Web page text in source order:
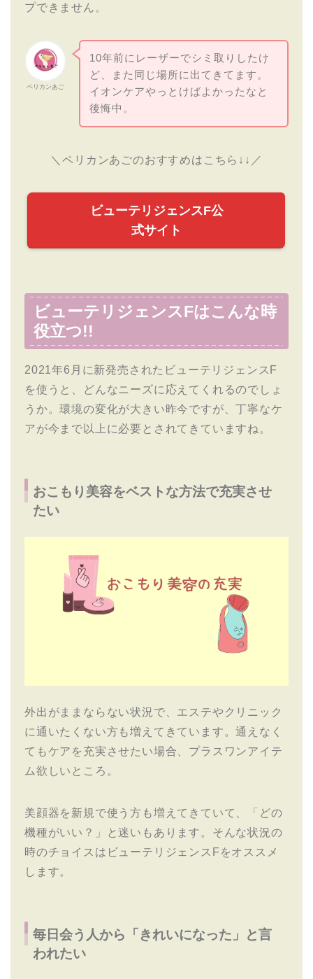
プできません。
ペリカンあご
10年前にレーザーでシミ取りしたけ
ど、また同じ場所に出てきてます。
イオンケアやっとけばよかったなと
後悔中。
＼ペリカンあごのおすすめはこちら↓↓／
ビューテリジェンスF公
式サイト
ビューテリジェンスFはこんな時
役立つ!!
2021年6月に新発売されたビューテリジェンスF
を使うと、どんなニーズに応えてくれるのでしょ
うか。環境の変化が大きい昨今ですが、丁寧なケ
アが今まで以上に必要とされてきていますね。
おこもり美容をベストな方法で充実させ
たい
外出がままならない状況で、エステやクリニック
に通いたくない方も増えてきています。通えなく
てもケアを充実させたい場合、プラスワンアイテ
ム欲しいところ。
美顔器を新規で使う方も増えてきていて、「どの
機種がいい？」と迷いもあります。そんな状況の
時のチョイスはビューテリジェンスFをオススメ
します。
毎日会う人から「きれいになった」と言
われたい